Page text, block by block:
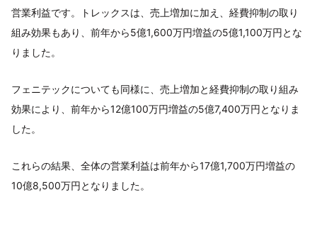
営業利益です。トレックスは、売上増加に加え、経費抑制の取り
組み効果もあり、前年から5億1,600万円増益の5億1,100万円とな
りました。
フェニテックについても同様に、売上増加と経費抑制の取り組み
効果により、前年から12億100万円増益の5億7,400万円となりま
した。
これらの結果、全体の営業利益は前年から17億1,700万円増益の
10億8,500万円となりました。